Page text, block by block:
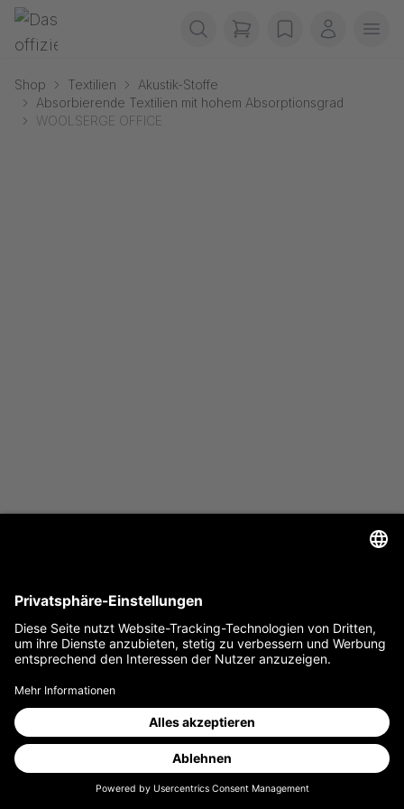
Navigation überspringen
Gerriets
items in cart, view
wishlistMein
Shop Textilien
Akustik-Stoffe
Absorbierende Textilien mit hohem Absorptionsgrad
WOOLSERGE OFFICE